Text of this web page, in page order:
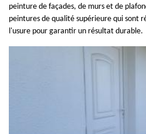
peinture de façades, de murs et de
peintures de qualité supérieure qui sont
l'usure pour garantir un résultat durable.